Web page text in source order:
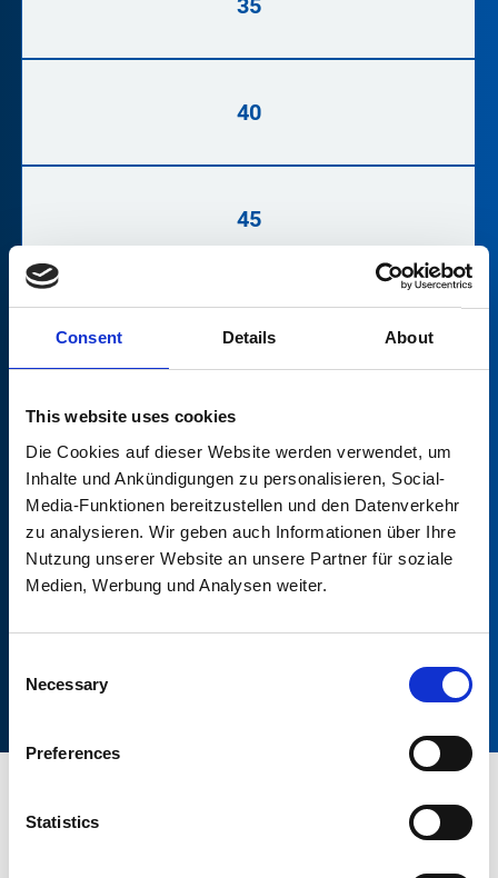
Consent Details About
This website uses cookies
Die Cookies auf dieser Website werden verwendet, um
Inhalte und Ankündigungen zu personalisieren, Social-
Media-Funktionen bereitzustellen und den Datenverkehr
zu analysieren. Wir geben auch Informationen über Ihre
Nutzung unserer Website an unsere Partner für soziale
Medien, Werbung und Analysen weiter.
Selection
Necessary
Preferences
Statistics
35
40
45
50
60
ABMESSUNGEN